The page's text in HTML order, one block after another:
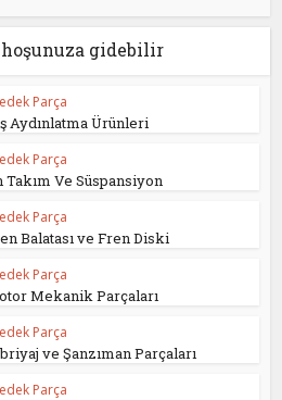
gidebilir
Parça
Aydınlatma Ürünleri
Parça
Takım Ve Süspansiyon
Parça
Balatası ve Fren Diski
Parça
Mekanik Parçaları
Parça
ve Şanzıman Parçaları
Parça